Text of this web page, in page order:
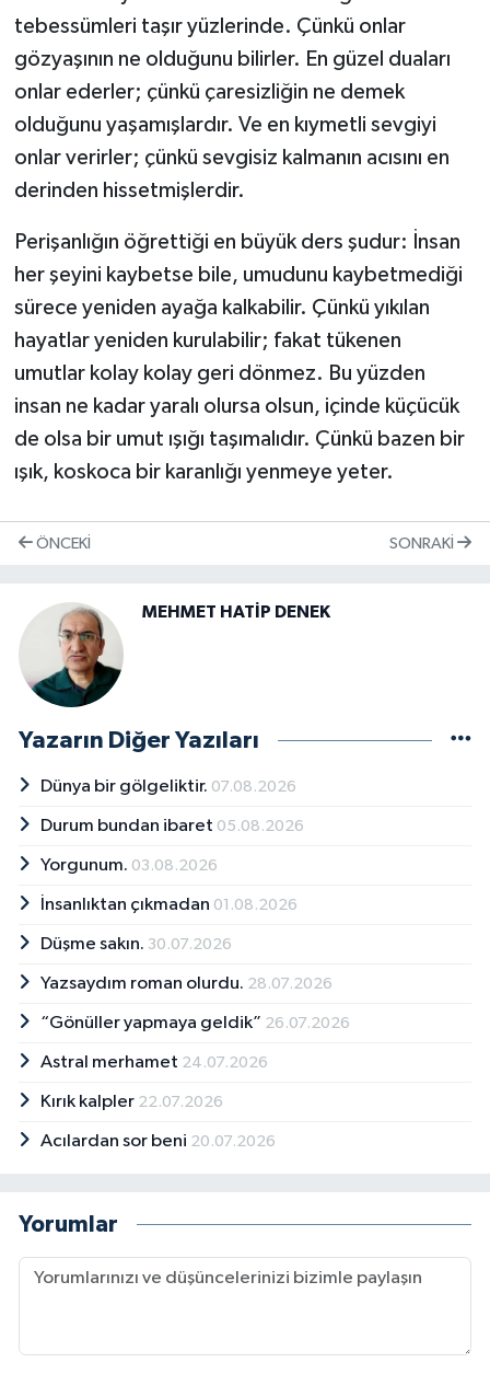
tebessümleri taşır yüzlerinde. Çünkü onlar
gözyaşının ne olduğunu bilirler. En güzel duaları
onlar ederler; çünkü çaresizliğin ne demek
olduğunu yaşamışlardır. Ve en kıymetli sevgiyi
onlar verirler; çünkü sevgisiz kalmanın acısını en
derinden hissetmişlerdir.
Perişanlığın öğrettiği en büyük ders şudur: İnsan
her şeyini kaybetse bile, umudunu kaybetmediği
sürece yeniden ayağa kalkabilir. Çünkü yıkılan
hayatlar yeniden kurulabilir; fakat tükenen
umutlar kolay kolay geri dönmez. Bu yüzden
insan ne kadar yaralı olursa olsun, içinde küçücük
de olsa bir umut ışığı taşımalıdır. Çünkü bazen bir
ışık, koskoca bir karanlığı yenmeye yeter.
ÖNCEKI SONRAKI
MEHMET HATİP DENEK
Yazarın Diğer Yazıları
Dünya bir gölgeliktir. 07.08.2026
Durum bundan ibaret 05.08.2026
Yorgunum. 03.08.2026
İnsanlıktan çıkmadan 01.08.2026
Düşme sakın. 30.07.2026
Yazsaydım roman olurdu. 28.07.2026
“Gönüller yapmaya geldik” 26.07.2026
Astral merhamet 24.07.2026
Kırık kalpler 22.07.2026
Acılardan sor beni 20.07.2026
Yorumlar